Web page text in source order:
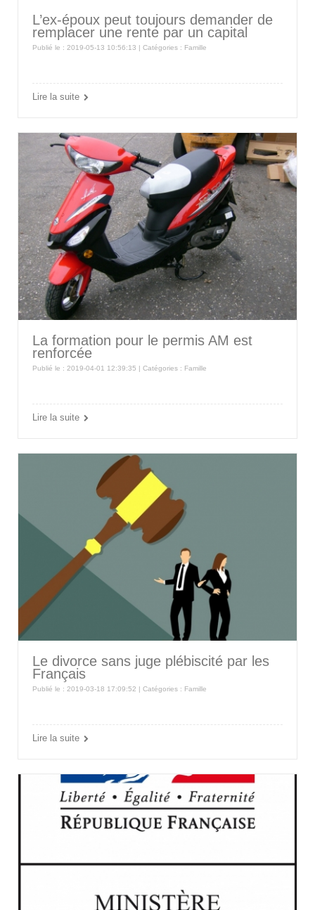
L’ex-époux peut toujours demander de
remplacer une rente par un capital
Publié le : 2019-05-13 10:56:13 | Catégories : Famille
Lire la suite
La formation pour le permis AM est
renforcée
Publié le : 2019-04-01 12:39:35 | Catégories : Famille
Lire la suite
Le divorce sans juge plébiscité par les
Français
Publié le : 2019-03-18 17:09:52 | Catégories : Famille
Lire la suite